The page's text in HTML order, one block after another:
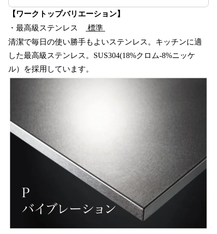
【ワークトップバリエーション】
・最高級ステンレス
標準
清潔で毎日の使い勝手もよいステンレス。キッチンに適
した最高級ステンレス。SUS304(18%クロム-8%ニッケ
ル）を採用しています。